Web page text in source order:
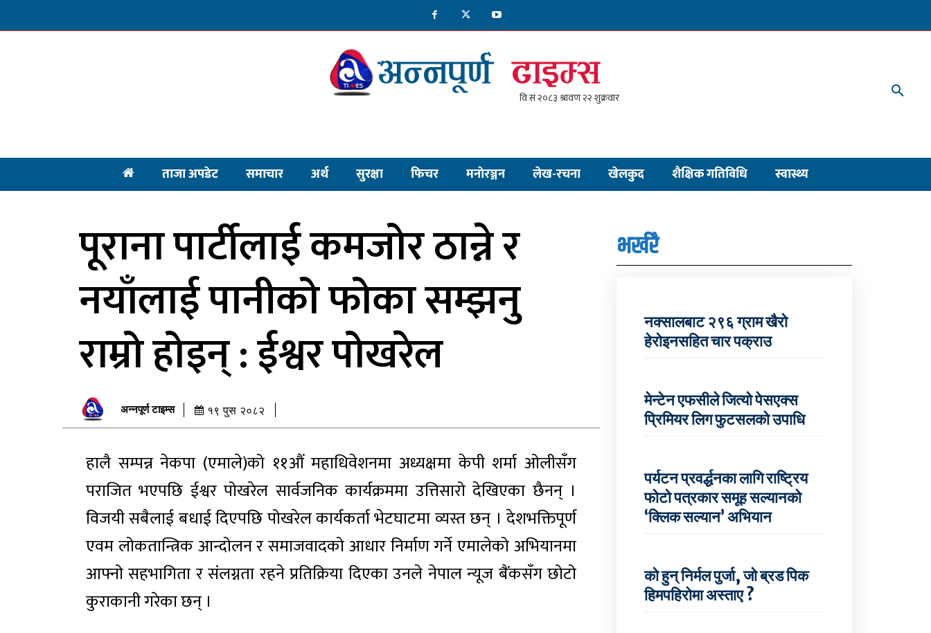
ताजा अपडेट समाचार अर्थ सुरक्षा फिचर मनाेरञ्जन लेख-रचना खेलकुद शैक्षिक गतिविधि स्वास्थ्य
पूराना पार्टीलाई कमजोर ठान्ने र
नयाँलाई पानीको फोका सम्झनु
राम्रो होइन् : ईश्वर पोखरेल
अन्नपूर्ण टाइम्स १९ पुस २०८२
हालै सम्पन्न नेकपा (एमाले)को ११औं महाधिवेशनमा अध्यक्षमा केपी शर्मा ओलीसँग
पराजित भएपछि ईश्वर पोखरेल सार्वजनिक कार्यक्रममा उत्तिसारो देखिएका छैनन् ।
विजयी सबैलाई बधाई दिएपछि पोखरेल कार्यकर्ता भेटघाटमा व्यस्त छन् । देशभक्तिपूर्ण
एवम लोकतान्त्रिक आन्दोलन र समाजवादको आधार निर्माण गर्ने एमालेको अभियानमा
आफ्नो सहभागिता र संलग्नता रहने प्रतिक्रिया दिएका उनले नेपाल न्यूज बैंकसँग छोटो
कुराकानी गरेका छन् ।
भर्खरै
नक्सालबाट २९६ ग्राम खैरो
हेरोइनसहित चार पक्राउ
मेन्टेन एफसीले जित्यो पेसएक्स
प्रिमियर लिग फुटसलको उपाधि
पर्यटन प्रवर्द्धनका लागि राष्ट्रिय
फोटो पत्रकार समूह सल्यानको
‘क्लिक सल्यान’ अभियान
को हुन् निर्मल पुर्जा, जो ब्रड पिक
हिमपहिरोमा अस्ताए ?